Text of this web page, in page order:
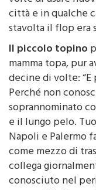
città e in qualche
stavolta il flop era
Il piccolo topino
mamma topa, pur
decine di volte: “E
Perché non
soprannominato
e il lungo pelo.
Napoli e Palermo
come mezzo di
collega
conosciuto nel